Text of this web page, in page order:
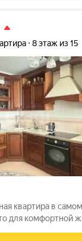
8 этаж из 15
квартира в
для комфортной